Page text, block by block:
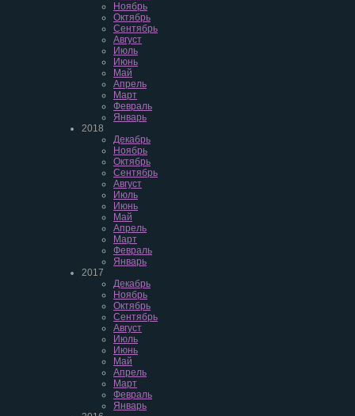
Ноябрь
Октябрь
Сентябрь
Август
Июль
Июнь
Май
Апрель
Март
Февраль
Январь
2018
Декабрь
Ноябрь
Октябрь
Сентябрь
Август
Июль
Июнь
Май
Апрель
Март
Февраль
Январь
2017
Декабрь
Ноябрь
Октябрь
Сентябрь
Август
Июль
Июнь
Май
Апрель
Март
Февраль
Январь